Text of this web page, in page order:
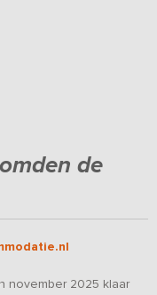
de
november 2025 klaar